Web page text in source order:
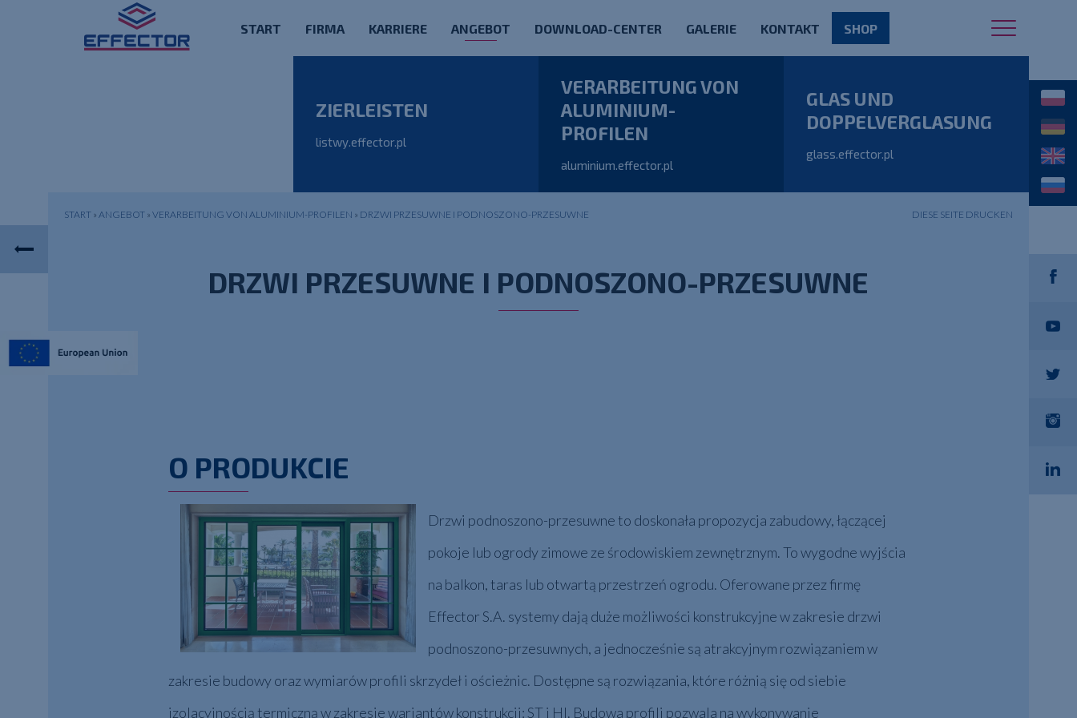
START FIRMA KARRIERE ANGEBOT DOWNLOAD-CENTER GALERIE KONTAKT SHOP
ZIERLEISTEN
listwy.effector.pl
VERARBEITUNG VON
ALUMINIUM-
PROFILEN
aluminium.effector.pl
GLAS UND
DOPPELVERGLASUNG
glass.effector.pl
START » ANGEBOT » VERARBEITUNG VON ALUMINIUM-PROFILEN » DRZWI PRZESUWNE I PODNOSZONO-PRZESUWNE DIESE SEITE DRUCKEN
DRZWI PRZESUWNE I PODNOSZONO-PRZESUWNE
O PRODUKCIE
Drzwi podnoszono-przesuwne to doskonała propozycja zabudowy, łączącej
pokoje lub ogrody zimowe ze środowiskiem zewnętrznym. To wygodne wyjścia
na balkon, taras lub otwartą przestrzeń ogrodu. Oferowane przez firmę
Effector S.A. systemy dają duże możliwości konstrukcyjne w zakresie drzwi
podnoszono-przesuwnych, a jednocześnie są atrakcyjnym rozwiązaniem w
zakresie budowy oraz wymiarów profili skrzydeł i ościeżnic. Dostępne są rozwiązania, które różnią się od siebie
izolacyjnością termiczną w zakresie wariantów konstrukcji: ST i HI. Budowa profili pozwala na wykonywanie